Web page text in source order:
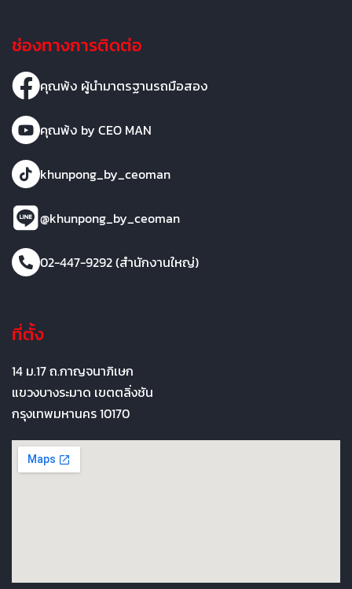
ช่องทางการติดต่อ
คุณพ้ง ผู้นำมาตรฐานรถมือสอง
คุณพ้ง by CEO MAN
khunpong_by_ceoman
@khunpong_by_ceoman
02-447-9292 (สำนักงานใหญ่)
ที่ตั้ง
14 ม.17 ถ.กาญจนาภิเษก
แขวงบางระมาด เขตตลิ่งชัน
กรุงเทพมหานคร 10170